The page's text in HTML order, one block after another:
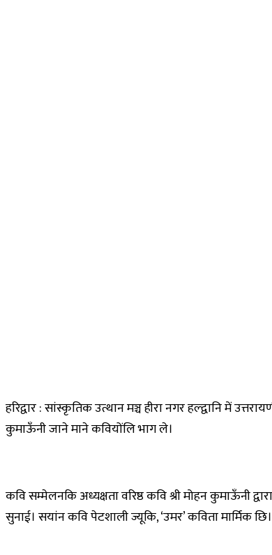
हरिद्वार : सांस्कृतिक उत्थान मञ्च हीरा नगर हल्द्वानि में
कुमाऊँनी जाने माने कवियोंलि भाग ले।
कवि सम्मेलनकि अध्यक्षता वरिष्ठ कवि श्री मोहन कुमाऊँनी
सुनाई। सयांन कवि पेटशाली ज्यूकि, ‘उमर’ कविता मार्मिक छि।